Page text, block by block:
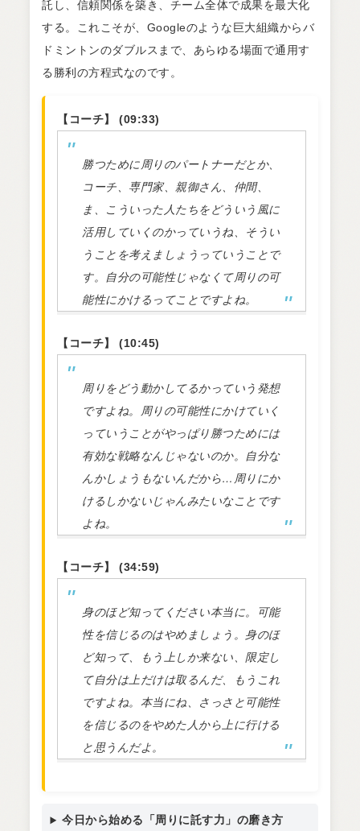
託し、信頼関係を築き、チーム全体で成果を最大化
する。これこそが、Googleのような巨大組織からバ
ドミントンのダブルスまで、あらゆる場面で通用す
る勝利の方程式なのです。
【コーチ】 (09:33)
勝つために周りのパートナーだとか、
コーチ、専門家、親御さん、仲間、
ま、こういった人たちをどういう風に
活用していくのかっていうね、そうい
うことを考えましょうっていうことで
す。自分の可能性じゃなくて周りの可
能性にかけるってことですよね。
【コーチ】 (10:45)
周りをどう動かしてるかっていう発想
ですよね。周りの可能性にかけていく
っていうことがやっぱり勝つためには
有効な戦略なんじゃないのか。自分な
んかしょうもないんだから…周りにか
けるしかないじゃんみたいなことです
よね。
【コーチ】 (34:59)
身のほど知ってください本当に。可能
性を信じるのはやめましょう。身のほ
ど知って、もう上しか来ない、限定し
て自分は上だけは取るんだ、もうこれ
ですよね。本当にね、さっさと可能性
を信じるのをやめた人から上に行ける
と思うんだよ。
今日から始める「周りに託す力」の磨き方